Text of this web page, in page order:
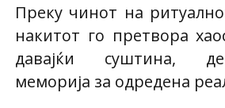
Преку чинот на
накитот го претвора
давајќи суштина,
меморија за одредена